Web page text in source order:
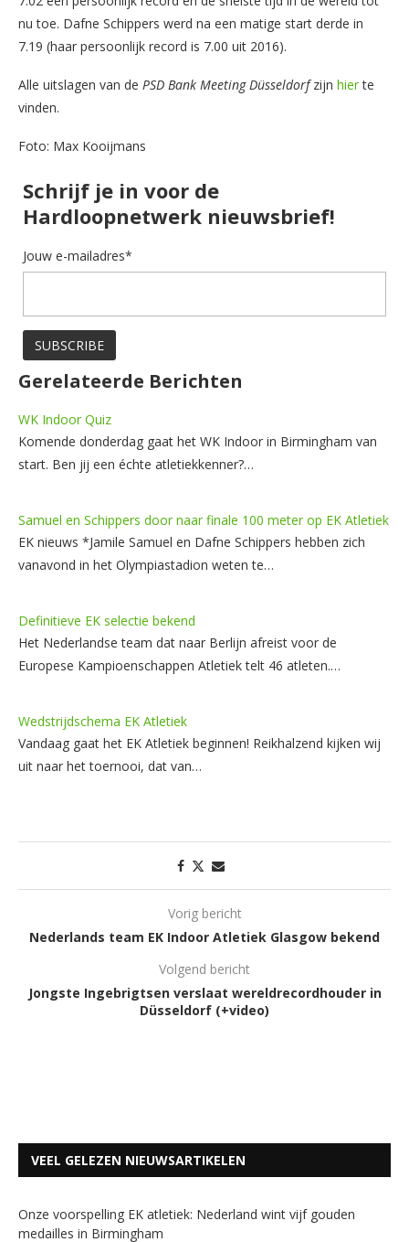
nu toe. Dafne Schippers werd na een matige start derde in
7.19 (haar persoonlijk record is 7.00 uit 2016).
Alle uitslagen van de PSD Bank Meeting Düsseldorfzijn hierte
vinden.
Foto: Max Kooijmans
Schrijf je in voor de
Hardloopnetwerk nieuwsbrief!
Jouw e-mailadres*
Gerelateerde Berichten
WK Indoor Quiz
Komende donderdag gaat het WK Indoor in Birmingham van
start. Ben jij een échte atletiekkenner?…
Samuel en Schippers door naar finale 100 meter op EK Atletiek
EK nieuws *Jamile Samuel en Dafne Schippers hebben zich
vanavond in het Olympiastadion weten te…
Definitieve EK selectie bekend
Het Nederlandse team dat naar Berlijn afreist voor de
Europese Kampioenschappen Atletiek telt 46 atleten.…
Wedstrijdschema EK Atletiek
Vandaag gaat het EK Atletiek beginnen! Reikhalzend kijken wij
uit naar het toernooi, dat van…
Vorig bericht
Nederlands team EK Indoor Atletiek Glasgow bekend
Volgend bericht
Jongste Ingebrigtsen verslaat wereldrecordhouder in
Düsseldorf (+video)
VEEL GELEZEN NIEUWSARTIKELEN
Onze voorspelling EK atletiek: Nederland wint vijf gouden
medailles in Birmingham